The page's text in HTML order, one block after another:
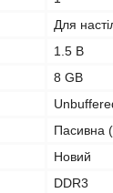
Для
1.5 В
8 GB
Пасивна
Новий
DDR3